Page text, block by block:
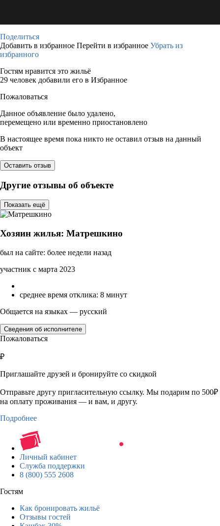
Поделиться
Добавить в избранное Перейти в избранное Убрать из
избранного
Гостям нравится это жильё
29 человек добавили его в Избранное
Пожаловаться
Данное объявление было удалено,
перемещено или временно приостановлено
В настоящее время пока никто не оставил отзыв на данный
объект
Оставить отзыв
Другие отзывы об объекте
Показать ещё
Хозяин жилья: Матрешкино
был на сайте: более недели назад
участник с марта 2023
среднее время отклика: 8 минут
Общается на языках — русский
Сведения об исполнителе
Пожаловаться
₽
Приглашайте друзей и бронируйте со скидкой
Отправьте другу пригласительную ссылку. Мы подарим по 500₽
на оплату проживания — и вам, и другу.
Подробнее
Личный кабинет
Служба поддержки
8 (800) 555 2608
Гостям
Как бронировать жильё
Отзывы гостей